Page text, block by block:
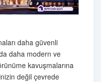
daha güvenli
daha modern ve
kavuşmalarına
değil çevrede